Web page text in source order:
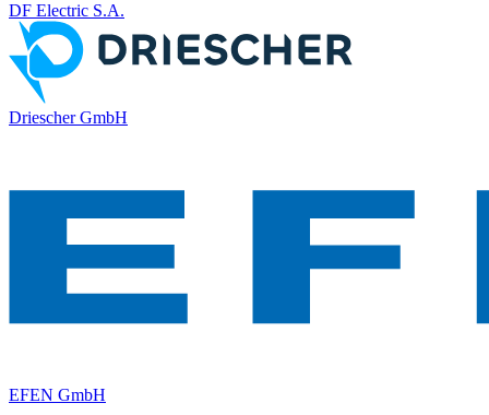
DF Electric S.A.
Driescher GmbH
EFEN GmbH